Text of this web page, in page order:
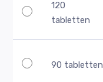
120
tabletten
90 tabletten